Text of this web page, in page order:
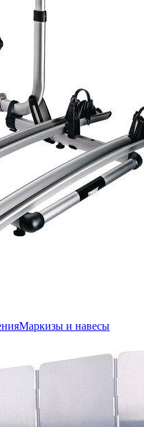
Маркизы и навесы